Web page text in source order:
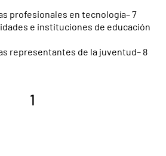
profesionales en tecnología– 7
e instituciones de educación
representantes de la juventud– 8
1